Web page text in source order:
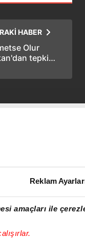
Reklam
amaçları ile
HABER
Olur
tepki
var diye gol